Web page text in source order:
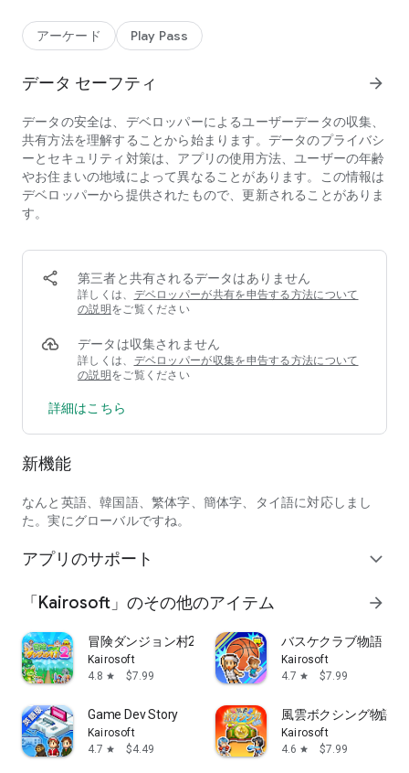
----
ジの下の方にある「よくあるご質問」をご覧ください]
他のゲームは「カイロソフト」で検索してね。
http://kairopark.jp
遊んだことがあるかもしれないような無料ゲームや売り切りア
プリが盛りだくさん！
最新情報はツイッターをフォローしてね。
https://twitter.com/kairokun2010
アーケード Play Pass
データ セーフティ arrow_forward
データの安全は、デベロッパーによるユーザーデータの収集、
共有方法を理解することから始まります。データのプライバシ
ーとセキュリティ対策は、アプリの使用方法、ユーザーの年齢
やお住まいの地域によって異なることがあります。この情報は
デベロッパーから提供されたもので、更新されることがありま
す。
第三者と共有されるデータはありません
詳しくは、 デベロッパーが共有を申告する方法について
の説明 をご覧ください
データは収集されません
詳しくは、 デベロッパーが収集を申告する方法について
の説明 をご覧ください
詳細はこちら
新機能
なんと英語、韓国語、繁体字、簡体字、タイ語に対応しまし
た。実にグローバルですね。
アプリのサポート expand_more
「Kairosoft」のその他のアイテム arrow_forward
冒険ダンジョン村2
Kairosoft
4.8 star $7.99
バスケクラブ物語
Kairosoft
4.7 star $7.99
Game Dev Story
Kairosoft
4.7 star $4.49
風雲ボクシング物語
Kairosoft
4.6 star $7.99